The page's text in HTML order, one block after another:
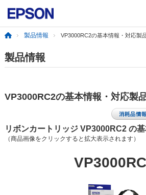
製品情報 VP3000RC2の基本情報・対応製
製品情報
VP3000RC2の基本情報・対応製
リボンカートリッジ VP3000RC2 の
（商品画像をクリックすると拡大表示されます）